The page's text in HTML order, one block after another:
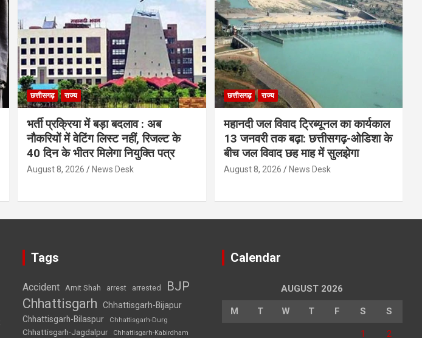
छत्तीसगढ़ राज्य
भर्ती प्रक्रिया में बड़ा बदलाव : अब
नौकरियों में वेटिंग लिस्ट नहीं, रिजल्ट के
40 दिन के भीतर मिलेगा नियुक्ति पत्र
August 8, 2026 News Desk
छत्तीसगढ़ राज्य
महानदी जल विवाद ट्रिब्यूनल का कार्यकाल
13 जनवरी तक बढ़ा: छत्तीसगढ़-ओडिशा के
बीच जल विवाद छह माह में सुलझेगा
August 8, 2026 News Desk
Tags
Accident Amit Shah arrest arrested BJP
Chhattisgarh
Chhattisgarh-Bijapur
Chhattisgarh-Bilaspur
Chhattisgarh-Durg
Chhattisgarh-Jagdalpur Chhattisgarh-Kabirdham
Calendar
AUGUST 2026
M T W T F S S
1 2